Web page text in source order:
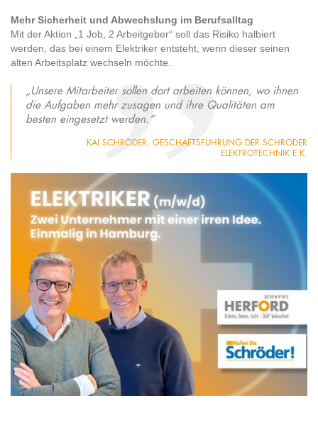
Mehr Sicherheit und Abwechslung im Berufsalltag
Mit der Aktion „1 Job, 2 Arbeitgeber“ soll das Risiko halbiert
werden, das bei einem Elektriker entsteht, wenn dieser seinen
alten Arbeitsplatz wechseln möchte.
„Unsere Mitarbeiter sollen dort arbeiten können, wo ihnen
die Aufgaben mehr zusagen und ihre Qualitäten am
besten eingesetzt werden.“
KAI SCHRÖDER, GESCHÄFTSFÜHRUNG DER SCHRÖDER
ELEKTROTECHNIK E.K.